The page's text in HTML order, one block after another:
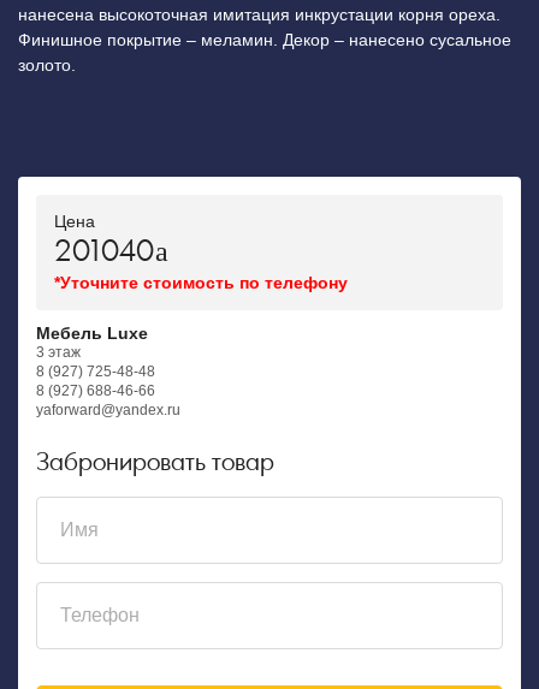
нанесена высокоточная имитация инкрустации корня ореха.
Финишное покрытие – меламин. Декор – нанесено сусальное
золото.
Цена
201040
*Уточните стоимость по телефону
Мебель Luxe
3 этаж
8 (927) 725-48-48
8 (927) 688-46-66
yaforward@yandex.ru
Забронировать товар